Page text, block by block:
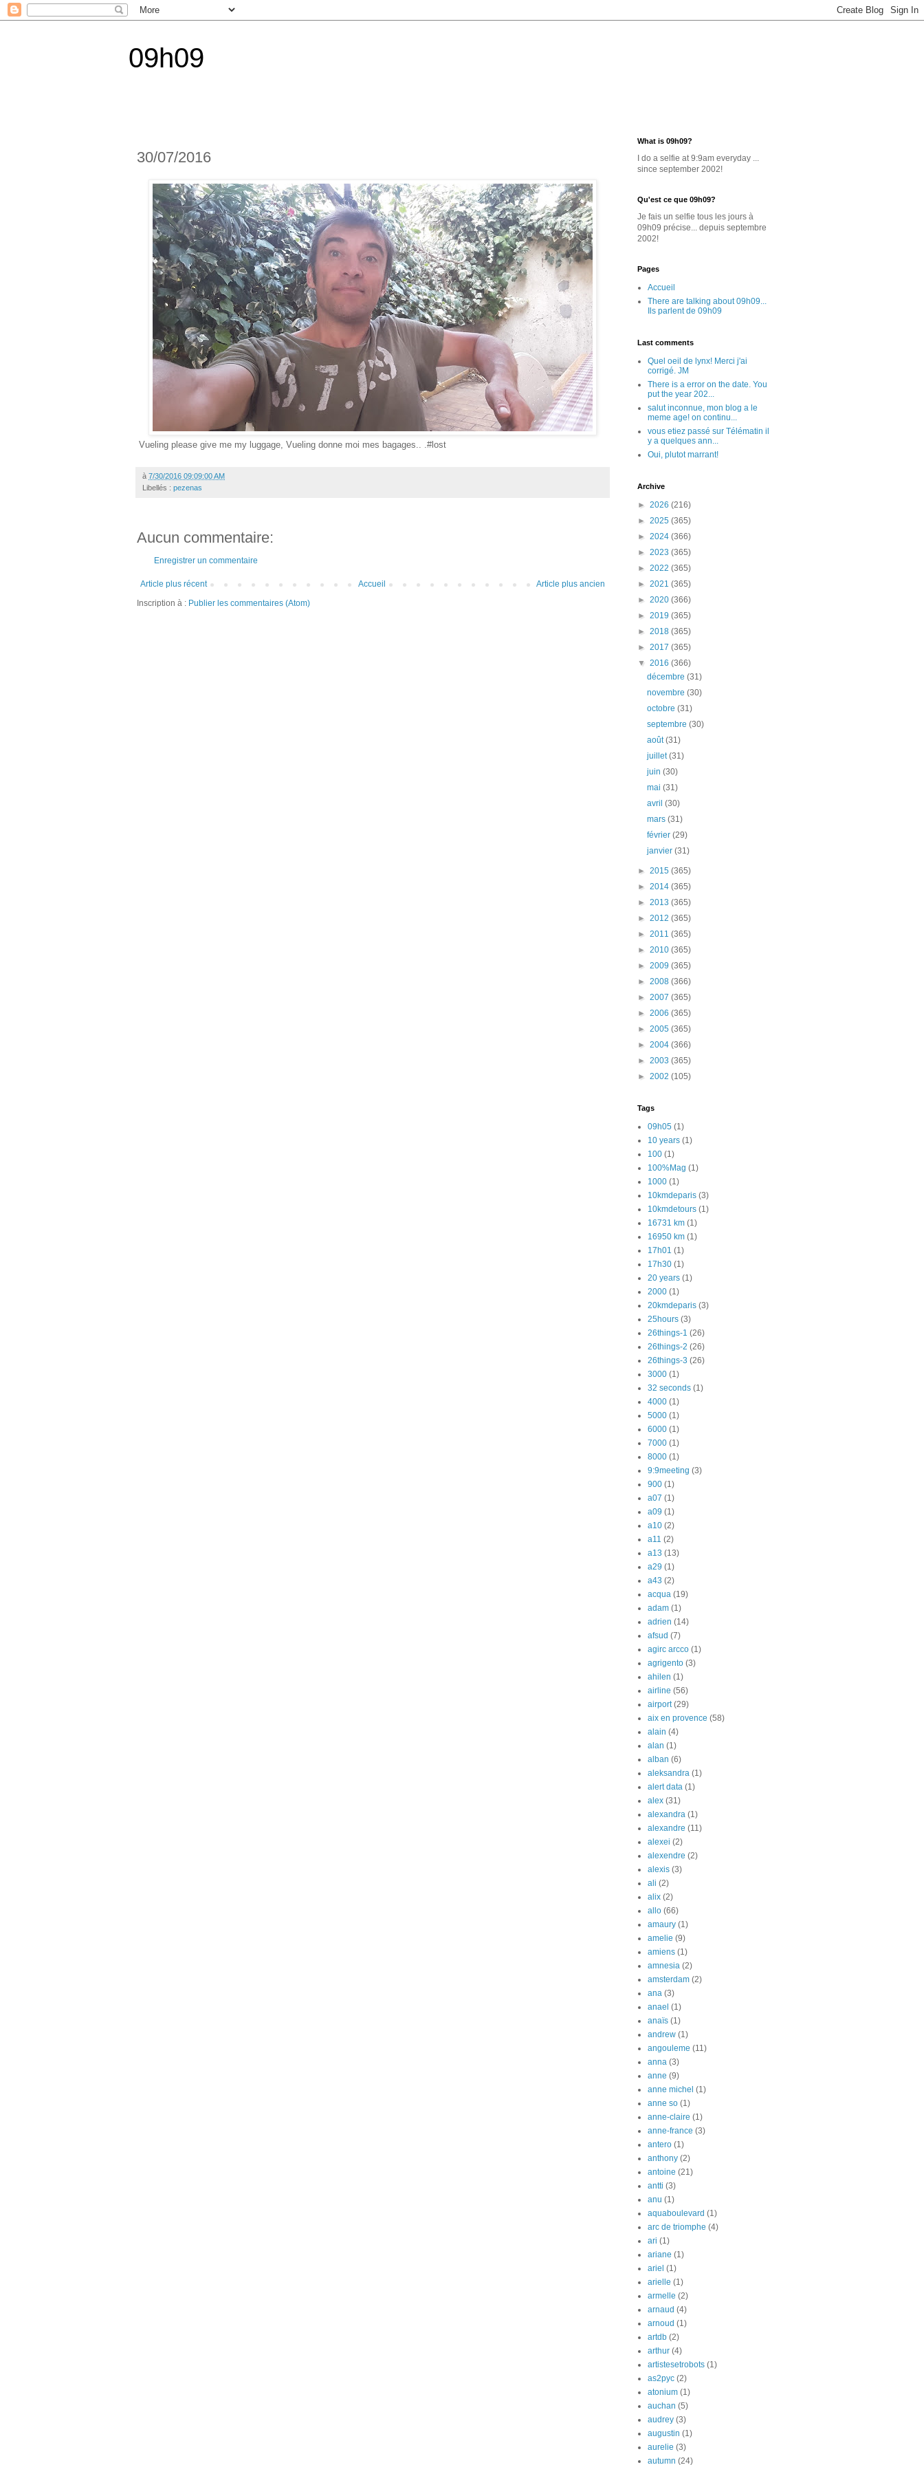
09h09
30/07/2016
Vueling please give me my luggage, Vueling donne moi mes bagages.. .#lost
à 7/30/2016 09:09:00 AM
Libellés : pezenas
Aucun commentaire:
Enregistrer un commentaire
Article plus récent Article plus ancien
Accueil
Inscription à : Publier les commentaires (Atom)
What is 09h09?
I do a selfie at 9:9am everyday ...
since september 2002!
Qu'est ce que 09h09?
Je fais un selfie tous les jours à
09h09 précise... depuis septembre
2002!
Pages
Accueil
There are talking about 09h09...
Ils parlent de 09h09
Last comments
Quel oeil de lynx! Merci j'ai
corrigé. JM
There is a error on the date. You
put the year 202...
salut inconnue, mon blog a le
meme age! on continu...
vous etiez passé sur Télématin il
y a quelques ann...
Oui, plutot marrant!
Archive
► 2026 (216)
► 2025 (365)
► 2024 (366)
► 2023 (365)
► 2022 (365)
► 2021 (365)
► 2020 (366)
► 2019 (365)
► 2018 (365)
► 2017 (365)
▼ 2016 (366)
décembre(31)
novembre(30)
octobre(31)
septembre(30)
août(31)
juillet(31)
juin(30)
mai(31)
avril(30)
mars(31)
février(29)
janvier(31)
► 2015 (365)
► 2014 (365)
► 2013 (365)
► 2012 (365)
► 2011 (365)
► 2010 (365)
► 2009 (365)
► 2008 (366)
► 2007 (365)
► 2006 (365)
► 2005 (365)
► 2004 (366)
► 2003 (365)
► 2002 (105)
Tags
09h05 (1)
10 years (1)
100 (1)
100%Mag (1)
1000 (1)
10kmdeparis (3)
10kmdetours (1)
16731 km (1)
16950 km (1)
17h01 (1)
17h30 (1)
20 years (1)
2000 (1)
20kmdeparis (3)
25hours (3)
26things-1 (26)
26things-2 (26)
26things-3 (26)
3000 (1)
32 seconds (1)
4000 (1)
5000 (1)
6000 (1)
7000 (1)
8000 (1)
9:9meeting (3)
900 (1)
a07 (1)
a09 (1)
a10 (2)
a11 (2)
a13 (13)
a29 (1)
a43 (2)
acqua (19)
adam (1)
adrien (14)
afsud (7)
agirc arcco (1)
agrigento (3)
ahilen (1)
airline (56)
airport (29)
aix en provence (58)
alain (4)
alan (1)
alban (6)
aleksandra (1)
alert data (1)
alex (31)
alexandra (1)
alexandre (11)
alexei (2)
alexendre (2)
alexis (3)
ali (2)
alix (2)
allo (66)
amaury (1)
amelie (9)
amiens (1)
amnesia (2)
amsterdam (2)
ana (3)
anael (1)
anaïs (1)
andrew (1)
angouleme (11)
anna (3)
anne (9)
anne michel (1)
anne so (1)
anne-claire (1)
anne-france (3)
antero (1)
anthony (2)
antoine (21)
antti (3)
anu (1)
aquaboulevard (1)
arc de triomphe (4)
ari (1)
ariane (1)
ariel (1)
arielle (1)
armelle (2)
arnaud (4)
arnoud (1)
artdb (2)
arthur (4)
artistesetrobots (1)
as2pyc (2)
atonium (1)
auchan (5)
audrey (3)
augustin (1)
aurelie (3)
autumn (24)